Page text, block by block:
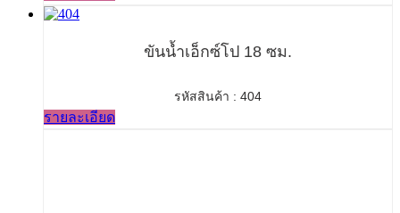
ขันน้ำเอ็กซ์โป 18 ซม.
รหัสสินค้า : 404
รายละเอียด